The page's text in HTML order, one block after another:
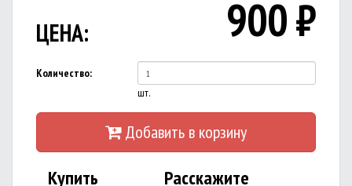
ЦЕНА: 900₽
Количество:
шт.
Добавить в корзину
Купить
Расскажите